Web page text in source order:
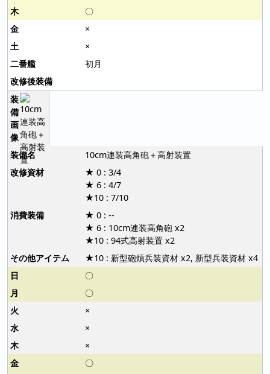
〇
×
×
初月
10cm連装高角砲＋高射装置
★ 0 : 3/4
★ 6 : 4/7
★10 : 7/10
★ 0 : --
★ 6 : 10cm連装高角砲 x2
★10 : 94式高射装置 x2
★10 : 新型砲熕兵装資材 x2, 新型兵装資材 x4
〇
〇
×
×
×
〇